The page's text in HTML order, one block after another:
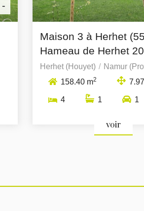
-
Maison 3 à Herhet
Hameau de Herhet
Herhet (Houyet)
Namur
158.40 m2
4 1 1
voir